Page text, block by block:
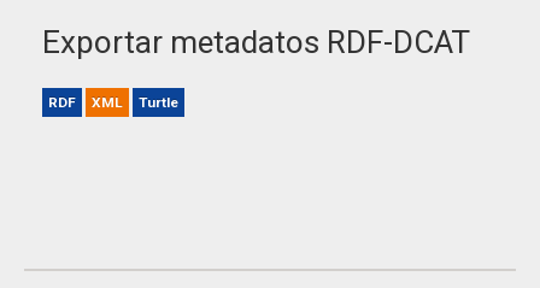
Exportar metadatos RDF-DCAT
RDF XML Turtle